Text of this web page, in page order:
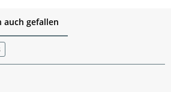
auch gefallen